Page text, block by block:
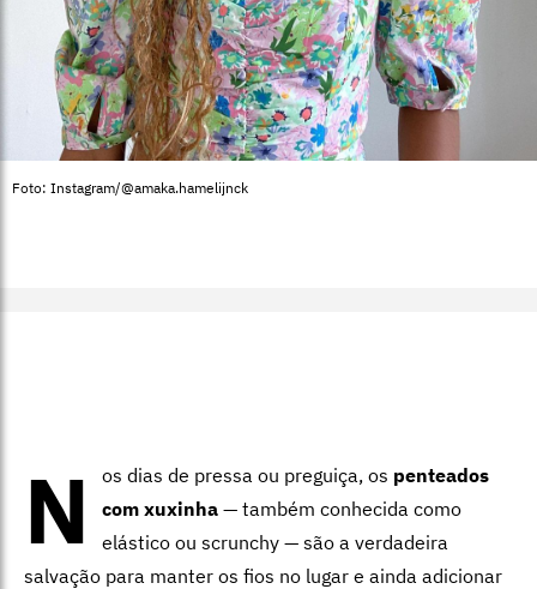
Foto: Instagram/@amaka.hamelijnck
N os dias de pressa ou preguiça, os penteados
com xuxinha — também conhecida como
elástico ou scrunchy — são a verdadeira
salvação para manter os fios no lugar e ainda adicionar